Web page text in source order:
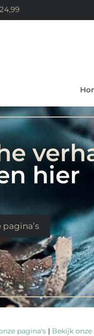
hier
pagina's | Bekijk